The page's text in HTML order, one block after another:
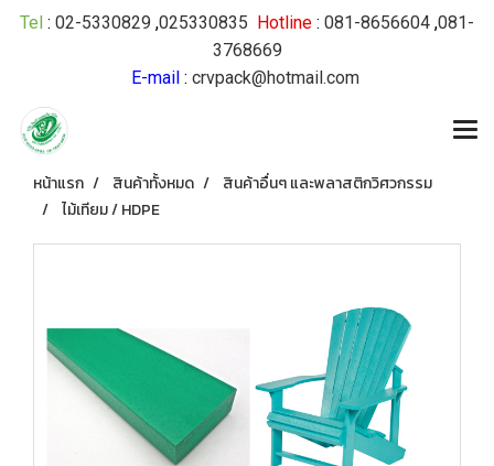
Tel : 02-5330829 ,025330835 Hotline : 081-8656604 ,081-
3768669
E-mail: crvpack@hotmail.com
หน้าแรก สินค้าทั้งหมด
สินค้าอื่นๆ และพลาสติกวิศวกรรม
ไม้เทียม / HDPE